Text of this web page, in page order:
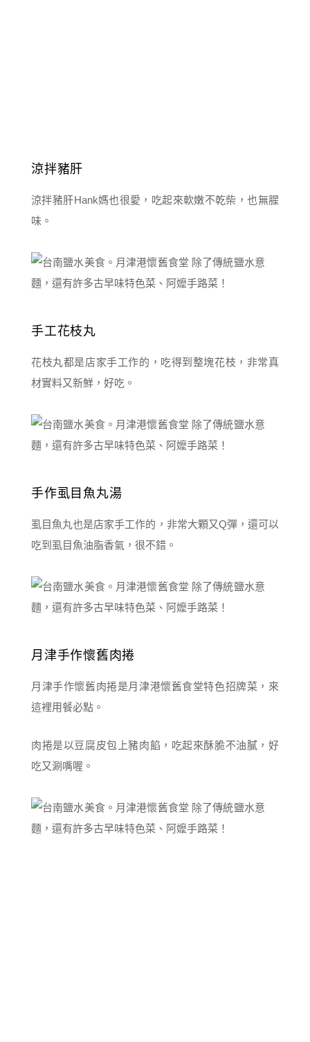
涼拌豬肝
涼拌豬肝Hank媽也很愛，吃起來軟嫩不乾柴，也無腥
味。
手工花枝丸
花枝丸都是店家手工作的，吃得到整塊花枝，非常真
材實料又新鮮，好吃。
手作虱目魚丸湯
虱目魚丸也是店家手工作的，非常大顆又Q彈，還可以
吃到虱目魚油脂香氣，很不錯。
月津手作懷舊肉捲
月津手作懷舊肉捲是月津港懷舊食堂特色招牌菜，來
這裡用餐必點。
肉捲是以豆腐皮包上豬肉餡，吃起來酥脆不油膩，好
吃又涮嘴喔。